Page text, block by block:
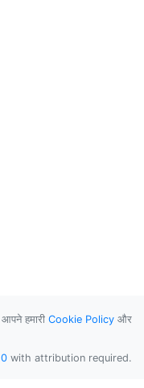
हमारी Cookie Policy और
with attribution required.